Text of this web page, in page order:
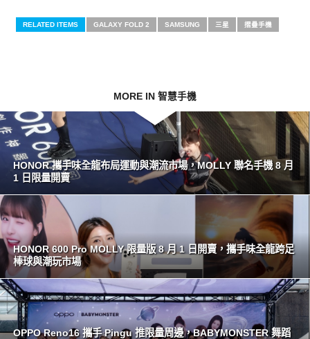
RELATED ITEMS GALAXY FOLD 2 SAMSUNG 三星 摺疊手機
MORE IN 智慧手機
HONOR 攜手味全龍布局運動與潮流市場，MOLLY 聯名手機 8 月
1 日限量開賣
HONOR 600 Pro MOLLY 限量版 8 月 1 日開賣，攜手味全龍跨足
棒球與潮玩市場
OPPO Reno16 攜手 Pingu 推限量周邊，BABYMONSTER 舞蹈